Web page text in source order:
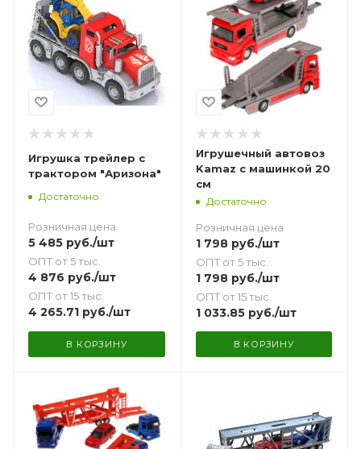
Игрушка трейлер с
трактором "Аризона"
Достаточно
Розничная цена
5 485 руб./шт
ОПТ от 5 тыс.
4 876 руб./шт
ОПТ от 15 тыс.
4 265.71 руб./шт
В КОРЗИНУ
Игрушечный автовоз
Kamaz с машинкой 20
см
Достаточно
Розничная цена
1 798руб./шт
ОПТ от 5 тыс.
1 798руб./шт
ОПТ от 15 тыс.
1 033.85руб./шт
В КОРЗИНУ